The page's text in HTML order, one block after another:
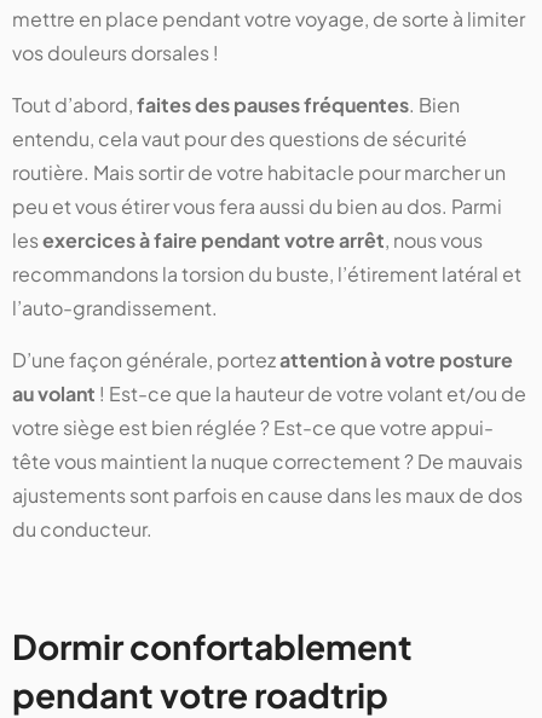
mettre en place pendant votre voyage, de sorte à limiter
vos douleurs dorsales !
Tout d’abord,faites des pauses fréquentes. Bien
entendu, cela vaut pour des questions de sécurité
routière. Mais sortir de votre habitacle pour marcher un
peu et vous étirer vous fera aussi du bien au dos. Parmi
lesexercices à faire pendant votre arrêt, nous vous
recommandons la torsion du buste, l’étirement latéral et
l’auto-grandissement.
D’une façon générale, portezattention à votre posture
au volant ! Est-ce que la hauteur de votre volant et/ou de
votre siège est bien réglée ? Est-ce que votre appui-
tête vous maintient la nuque correctement ? De mauvais
ajustements sont parfois en cause dans les maux de dos
du conducteur.
Dormir confortablement
pendant votre roadtrip